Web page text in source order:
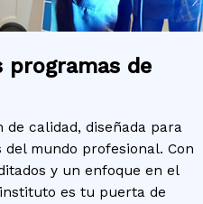
programas de
de calidad, diseñada para
mundo profesional. Con
y un enfoque en el
es tu puerta de